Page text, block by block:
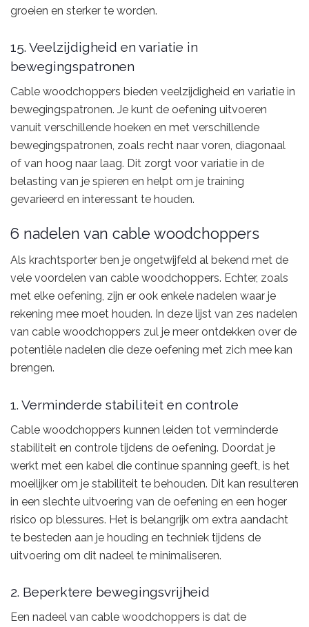
groeien en sterker te worden.
15. Veelzijdigheid en variatie in
bewegingspatronen
Cable woodchoppers bieden veelzijdigheid en variatie in
bewegingspatronen. Je kunt de oefening uitvoeren
vanuit verschillende hoeken en met verschillende
bewegingspatronen, zoals recht naar voren, diagonaal
of van hoog naar laag. Dit zorgt voor variatie in de
belasting van je spieren en helpt om je training
gevarieerd en interessant te houden.
6 nadelen van cable woodchoppers
Als krachtsporter ben je ongetwijfeld al bekend met de
vele voordelen van cable woodchoppers. Echter, zoals
met elke oefening, zijn er ook enkele nadelen waar je
rekening mee moet houden. In deze lijst van zes nadelen
van cable woodchoppers zul je meer ontdekken over de
potentiële nadelen die deze oefening met zich mee kan
brengen.
1. Verminderde stabiliteit en controle
Cable woodchoppers kunnen leiden tot verminderde
stabiliteit en controle tijdens de oefening. Doordat je
werkt met een kabel die continue spanning geeft, is het
moeilijker om je stabiliteit te behouden. Dit kan resulteren
in een slechte uitvoering van de oefening en een hoger
risico op blessures. Het is belangrijk om extra aandacht
te besteden aan je houding en techniek tijdens de
uitvoering om dit nadeel te minimaliseren.
2. Beperktere bewegingsvrijheid
Een nadeel van cable woodchoppers is dat de